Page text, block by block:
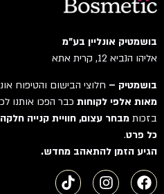
בושמטיק אונליין בע"מ
אליהו הנביא 12, קרית אתא
בושמטיק –חלוצי הבישום והטיפוח
מאות אלפי לקוחותכבר הפכו אותנו
בזכותמבחר עצום, חוויית קנייה
כל פרט.
הגיע הזמן להתאהב מחדש.